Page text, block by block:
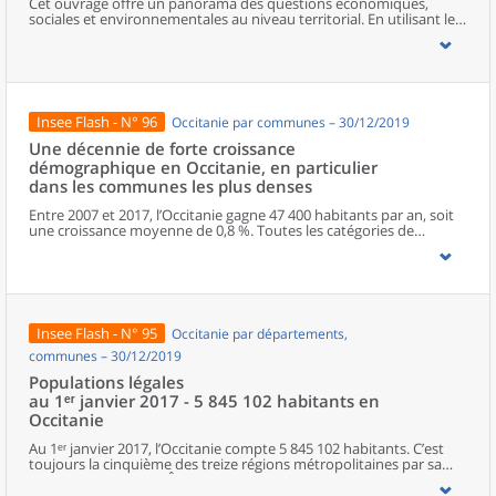
revanche, l’accroissement naturel, qui se mesure par la différence
entre le nombre de décès et de naissances, demeure en Occitanie
se situe très loin de la Guyane (+ 2,4 % par an) ou de l’Île-de-France
Alpes (+ 0,3 %) et Nouvelle-Aquitaine (- 0,1 %).
sociales et environnementales au niveau territorial. En utilisant les
disparités géographiques en France, sur les forces et faiblesses des
population.
Insee Flash - N° 96 Occitanie par communes – 30/12/2019
Une décennie de forte croissance
démographique en Occitanie, en particulier
dans les communes les plus denses
Entre 2007 et 2017, l’Occitanie gagne 47 400 habitants par an, soit
une croissance moyenne de 0,8 %. Toutes les catégories de
territoires, quel que soit leur degré de densité, bénéficient de ce
dynamisme démographique. Mais il est particulièrement fort dans
agglomérations qui conjuguent excédents naturel et migratoire.
Insee Flash - N° 95
Occitanie par départements,
communes – 30/12/2019
Populations légales
au 1ᵉʳ janvier 2017 - 5 845 102 habitants en
Occitanie
Au 1ᵉʳ janvier 2017, l’Occitanie compte 5 845 102 habitants. C’est
toujours la cinquième des treize régions métropolitaines par sa
population, derrière l’Île-de-France, Auvergne-Rhône-Alpes, les